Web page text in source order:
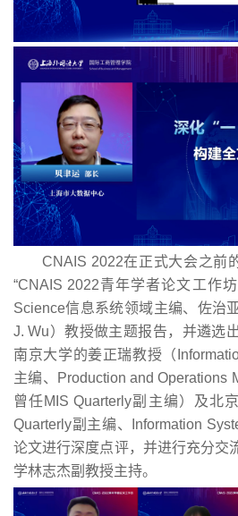
CNAIS 2022在正式大会之前
“CNAIS 2022青年学者论文工作
Science信息系统领域主编、佐治
J. Wu）教授做主题报告，并遴选
南京大学的姜正瑞教授（
主编、Production and Operations
曾任MIS Quarterly副主编）及北
Quarterly副主编、Information
论文进行深度点评，并进行充分交
学林志杰副教授主持。